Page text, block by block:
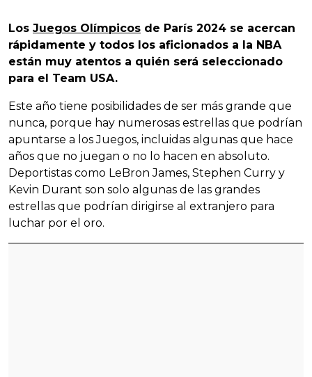
Los Juegos Olímpicos de París 2024 se acercan
rápidamente y todos los aficionados a la NBA
están muy atentos a quién será seleccionado
para el Team USA.
Este año tiene posibilidades de ser más grande que
nunca, porque hay numerosas estrellas que podrían
apuntarse a los Juegos, incluidas algunas que hace
años que no juegan o no lo hacen en absoluto.
Deportistas como LeBron James, Stephen Curry y
Kevin Durant son solo algunas de las grandes
estrellas que podrían dirigirse al extranjero para
luchar por el oro.